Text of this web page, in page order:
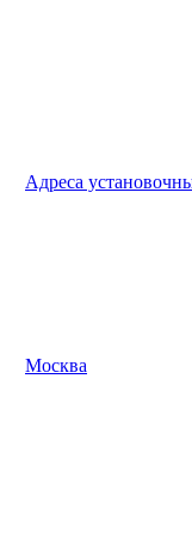
Адреса
Москва